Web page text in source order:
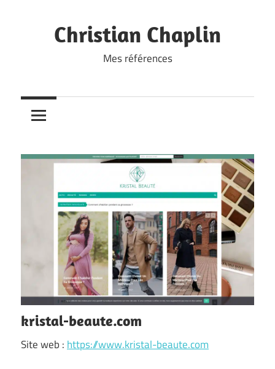
Christian Chaplin
Mes références
kristal-beaute.com
Site web : https://www.kristal-beaute.com